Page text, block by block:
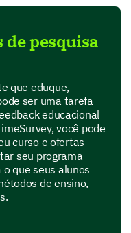
de pesquisa
que eduque,
ser uma tarefa
educacional
você pode
curso e ofertas
seu programa
que seus alunos
de ensino,